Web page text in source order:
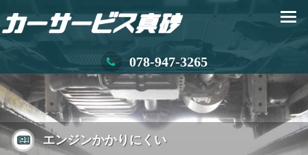
078-947-3265
エンジンかかりにくい